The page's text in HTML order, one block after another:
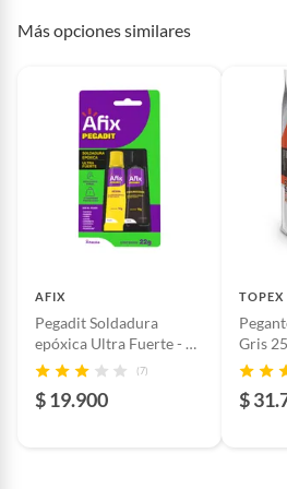
Más opciones similares
AFIX
Pegadit Soldadura
epóxica Ultra Fuerte - 22
gramos
(7)
$ 19.900
TOPEX
Gris
$